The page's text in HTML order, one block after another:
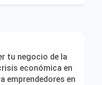
tu negocio de la
económica en
emprendedores en